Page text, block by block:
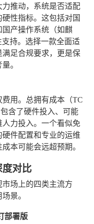
推动，系统是否适配
性指标。这包括对国
国产操作系统（如麒
支持。选择一款全面适
足合规要求，更是保
。
用。总拥有成本（TC
含了硬件投入、可能
力投入。一个看似免
件配置和专业的运维
本可能会远超预期。
对比
场上的四类主流方
景。
部署版